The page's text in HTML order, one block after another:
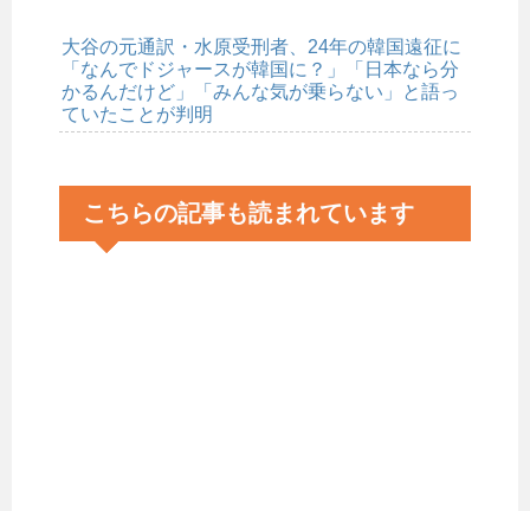
大谷の元通訳・水原受刑者、24年の韓国遠征に
「なんでドジャースが韓国に？」「日本なら分
かるんだけど」「みんな気が乗らない」と語っ
ていたことが判明
こちらの記事も読まれています